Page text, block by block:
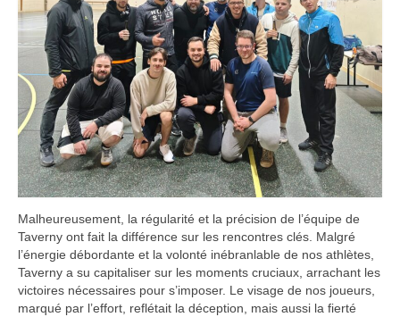
​Malheureusement, la régularité et la précision de l’équipe de
Taverny ont fait la différence sur les rencontres clés. Malgré
l’énergie débordante et la volonté inébranlable de nos athlètes,
Taverny a su capitaliser sur les moments cruciaux, arrachant les
victoires nécessaires pour s’imposer. Le visage de nos joueurs,
marqué par l’effort, reflétait la déception, mais aussi la fierté